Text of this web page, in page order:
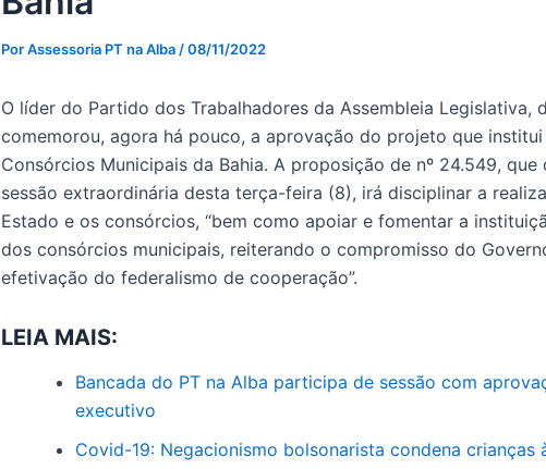
PorAssessoria PT na Alba /08/11/2022
O líder do Partido dos Trabalhadores da Assembleia Legislativa,
comemorou, agora há pouco, a aprovação do projeto que
Consórcios Municipais da Bahia. A proposição de nº 24.549,
sessão extraordinária desta terça-feira (8), irá disciplinar a
Estado e os consórcios, “bem como apoiar e fomentar a
dos consórcios municipais, reiterando o compromisso do
efetivação do federalismo de cooperação”.
LEIA MAIS:
Bancada do PT na Alba participa de sessão com
executivo
Covid-19: Negacionismo bolsonarista condena crianças